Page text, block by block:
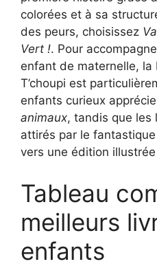
colorées et à sa
des peurs, choisissez
Vert !. Pour
enfant de maternelle, la
T’choupi est
enfants curieux
animaux, tandis que les
attirés par le
vers une édition
Tableau
meilleurs
enfants